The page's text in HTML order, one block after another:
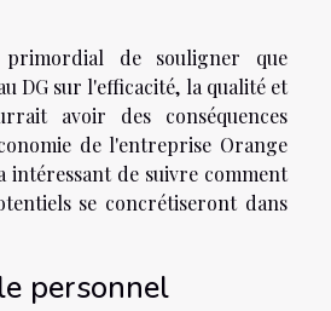
de souligner que
DG sur l'efficacité, la qualité et
avoir des conséquences
de l'entreprise Orange
intéressant de suivre comment
se concrétiseront dans
personnel